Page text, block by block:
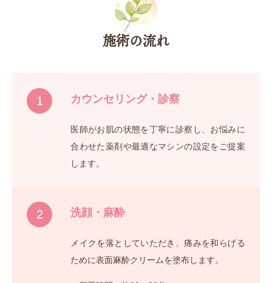
施術の流れ
1 カウンセリング・診察
医師がお肌の状態を丁寧に診察し、お悩みに
合わせた薬剤や最適なマシンの設定をご提案
します。
2 洗顔・麻酔
メイクを落としていただき、痛みを和らげる
ために表面麻酔クリームを塗布します。